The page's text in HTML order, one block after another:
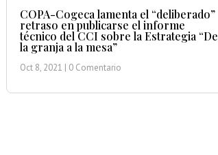
COPA-Cogeca lamenta el “deliberado”
retraso en publicarse el informe
técnico del CCI sobre la Estrategia “De
la granja a la mesa”
Oct 8, 2021 | 0 Comentario